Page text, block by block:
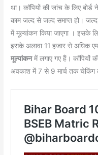
था। कॉपियों की जांच के लिए
काम जल्द से जल्द समाप्त हो।
में मूल्यांकन किया जाएगा । इसके
इसके अलावा 11 हजार से अधिक
मूल्यांकनमें लगाए गए हैं। कॉपियों
अवकाश में 7 से 9 मार्च तक चेकिंग